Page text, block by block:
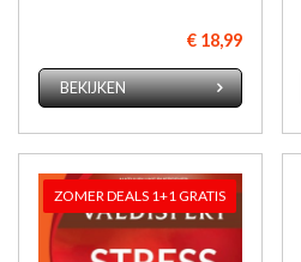
€ 18,99
BEKIJKEN
ZOMER DEALS 1+1 GRATIS